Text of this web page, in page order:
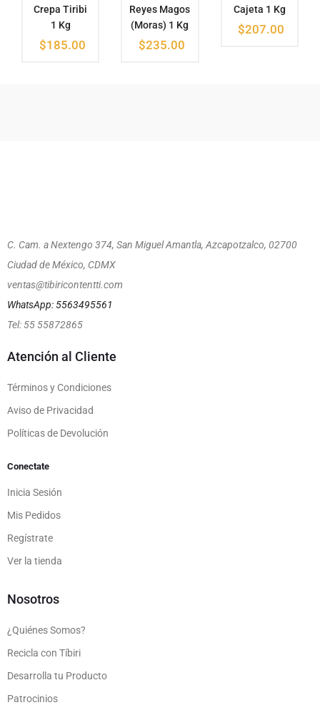
Crepa Tiribi
1 Kg
$185.00
Reyes Magos
(Moras) 1 Kg
$235.00
Cajeta 1 Kg
$207.00
C. Cam. a Nextengo 374, San Miguel Amantla, Azcapotzalco, 02700
Ciudad de México, CDMX
ventas@tibiricontentti.com
WhatsApp: 5563495561
Tel: 55 55872865
Atención al Cliente
Términos y Condiciones
Aviso de Privacidad
Políticas de Devolución
Conectate
Inicia Sesión
Mis Pedidos
Regístrate
Ver la tienda
Nosotros
¿Quiénes Somos?
Recicla con Tíbiri
Desarrolla tu Producto
Patrocinios